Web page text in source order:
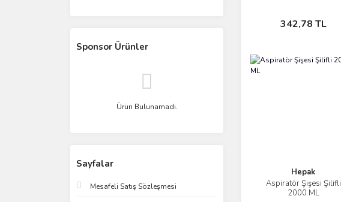
Sponsor Ürünler
Ürün Bulunamadı.
Sayfalar
Mesafeli Satış Sözleşmesi
342,78 TL
Sepete Ekle
Hepak
Aspiratör Şişesi Şilifli
2000 ML
İncele